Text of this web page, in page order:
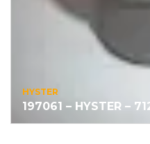
HYSTER
197061 – HYSTER –